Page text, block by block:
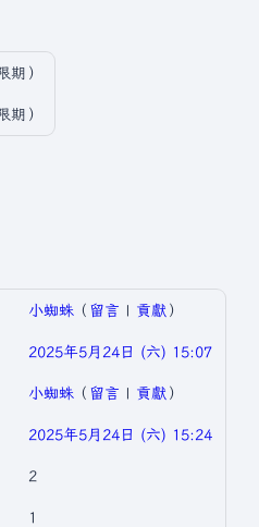
期）
期）
小蜘蛛 （ 留言 | 貢獻 ）
2025年5月24日 (六) 15:07
小蜘蛛 （ 留言 | 貢獻 ）
2025年5月24日 (六) 15:24
2
1